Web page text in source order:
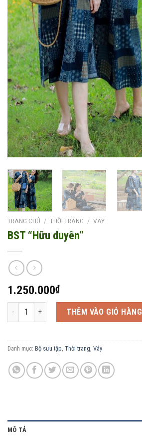
TRANG CHỦ / THỜI TRANG / VÁY
BST “Hữu duyên”
1.250.000₫
BST "Hữu duyên" số lượngTHÊM VÀO GIỎ HÀNG
Danh mục: Bộ sưu tập Thời trang Váy
MÔ TẢ